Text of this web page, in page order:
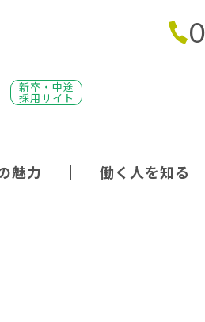
新卒・中途
採用サイト
魅力 働く人を知る